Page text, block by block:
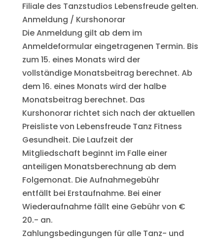
Filiale des Tanzstudios Lebensfreude gelten.
Anmeldung / Kurshonorar
Die Anmeldung gilt ab dem im
Anmeldeformular eingetragenen Termin. Bis
zum 15. eines Monats wird der
vollständige Monatsbeitrag berechnet. Ab
dem 16. eines Monats wird der halbe
Monatsbeitrag berechnet. Das
Kurshonorar richtet sich nach der aktuellen
Preisliste von Lebensfreude Tanz Fitness
Gesundheit. Die Laufzeit der
Mitgliedschaft beginnt im Falle einer
anteiligen Monatsberechnung ab dem
Folgemonat. Die Aufnahmegebühr
entfällt bei Erstaufnahme. Bei einer
Wiederaufnahme fällt eine Gebühr von €
20.- an.
Zahlungsbedingungen für alle Tanz- und